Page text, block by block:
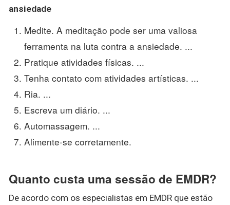
ansiedade
Medite. A meditação pode ser uma valiosa
ferramenta na luta contra a ansiedade. ...
Pratique atividades físicas. ...
Tenha contato com atividades artísticas. ...
Ria. ...
Escreva um diário. ...
Automassagem. ...
Alimente-se corretamente.
Quanto custa uma sessão de EMDR?
De acordo com os especialistas em EMDR que estão